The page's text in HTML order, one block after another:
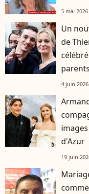
5 mai 2026
Un
de
4 juin 2026
d'Azur
19 juin